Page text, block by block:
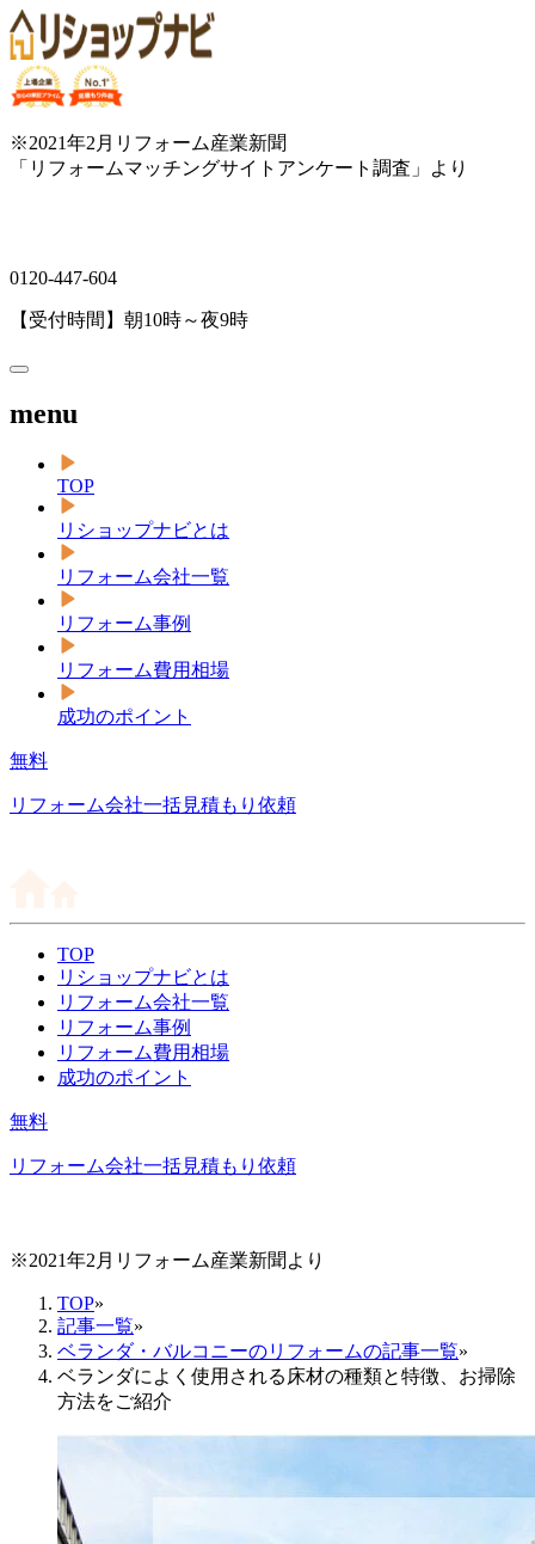
※2021年2月リフォーム産業新聞
「リフォームマッチングサイトアンケート調査」より
0120-447-604
【受付時間】朝10時～夜9時
menu
TOP
リショップナビとは
リフォーム会社一覧
リフォーム事例
リフォーム費用相場
成功のポイント
無料
リフォーム会社一括見積もり依頼
TOP
リショップナビとは
リフォーム会社一覧
リフォーム事例
リフォーム費用相場
成功のポイント
無料
リフォーム会社一括見積もり依頼
※2021年2月リフォーム産業新聞より
TOP»
記事一覧»
ベランダ・バルコニーのリフォームの記事一覧»
ベランダによく使用される床材の種類と特徴、お掃除
方法をご紹介